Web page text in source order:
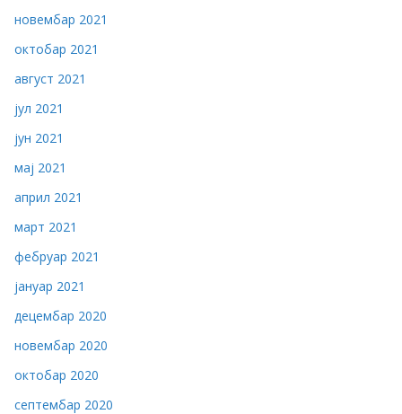
новембар 2021
октобар 2021
август 2021
јул 2021
јун 2021
мај 2021
април 2021
март 2021
фебруар 2021
јануар 2021
децембар 2020
новембар 2020
октобар 2020
септембар 2020